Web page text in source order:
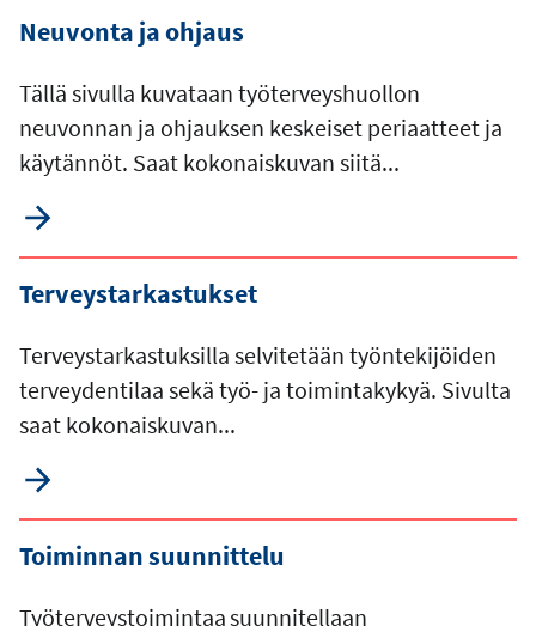
Neuvonta ja ohjaus
Tällä sivulla kuvataan työterveyshuollon
neuvonnan ja ohjauksen keskeiset periaatteet ja
käytännöt. Saat kokonaiskuvan siitä...
Terveystarkastukset
Terveystarkastuksilla selvitetään työntekijöiden
terveydentilaa sekä työ- ja toimintakykyä. Sivulta
saat kokonaiskuvan...
Toiminnan suunnittelu
Työterveystoimintaa suunnitellaan